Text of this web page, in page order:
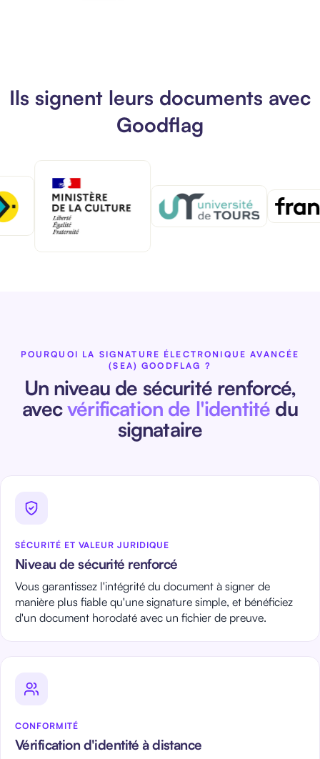
Ils signent leurs documents avec
Goodflag
POURQUOI LA SIGNATURE ÉLECTRONIQUE AVANCÉE
(SEA) GOODFLAG ?
Un niveau de sécurité renforcé,
avecvérification de l'identité du
signataire
SÉCURITÉ ET VALEUR JURIDIQUE
Niveau de sécurité renforcé
Vous garantissez l'intégrité du document à signer de
manière plus fiable qu'une signature simple, et bénéficiez
d'un document horodaté avec un fichier de preuve.
CONFORMITÉ
Vérification d'identité à distance